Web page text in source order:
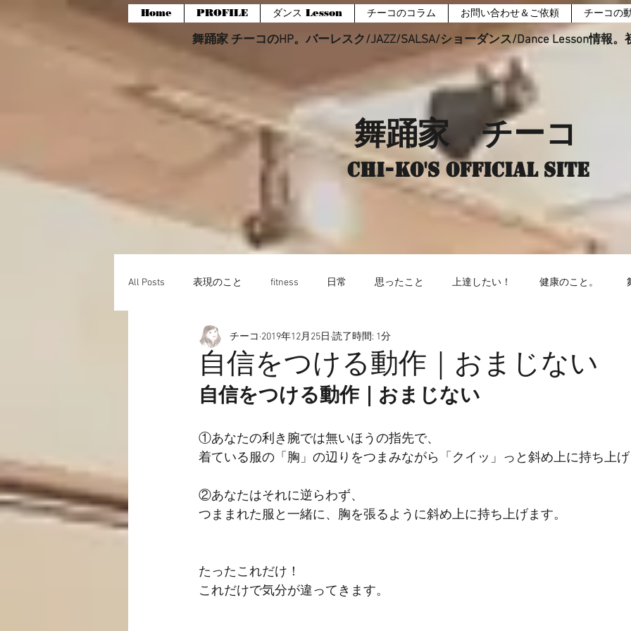
Home PROFILE ダンス Lesson チーコのコラム お問い合わせ＆ご依頼 チーコの
舞踊家 チーコのHP。バーレスク/JAZZ/SALSA/ショーダンス/Dance Lesson情報。
舞踊家 チーコ
Chi-ko's Official site
All Posts 表現のこと fitness 日常 思ったこと 上達したい！ 健康のこと。
愉快なこと 動画☆
自信をつける動作｜おまじない
チーコ 2019年12月25日 読了時間: 1分
自信をつける動作｜おまじない
①あなたの利き腕では無いほうの指先で、
着ている服の「胸」の辺りをつまみながら「クイッ」っと斜め上に持ち上
②あなたはそれに逆らわず、
つままれた服と一緒に、胸を張るように斜め上に持ち上げます。
たったこれだけ！
これだけで気分が違ってきます。